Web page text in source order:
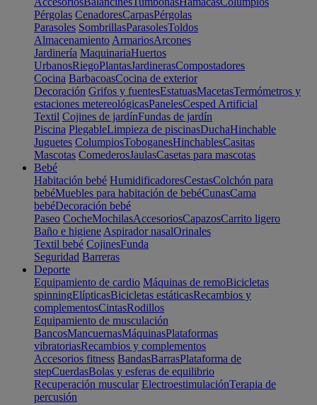
Pérgolas CenadoresCarpasPérgolas
Parasoles SombrillasParasolesToldos
Almacenamiento ArmariosArcones
Jardinería MaquinariaHuertos
UrbanosRiegoPlantasJardinerasCompostadores
Cocina BarbacoasCocina de exterior
Decoración Grifos y fuentesEstatuasMacetasTermómetros y
estaciones metereológicasPanelesCesped Artificial
Textil Cojines de jardínFundas de jardín
Piscina PlegableLimpieza de piscinasDuchaHinchable
Juguetes ColumpiosToboganesHinchablesCasitas
Mascotas ComederosJaulasCasetas para mascotas
Bebé
Habitación bebé HumidificadoresCestasColchón para
bebéMuebles para habitación de bebéCunasCama
bebéDecoración bebé
Paseo CocheMochilasAccesoriosCapazosCarrito ligero
Baño e higiene Aspirador nasalOrinales
Textil bebé CojinesFunda
Seguridad Barreras
Deporte
Equipamiento de cardio Máquinas de remoBicicletas
spinningElípticasBicicletas estáticasRecambios y
complementosCintasRodillos
Equipamiento de musculación
BancosMancuernasMáquinasPlataformas
vibratoriasRecambios y complementos
Accesorios fitness BandasBarrasPlataforma de
stepCuerdasBolas y esferas de equilibrio
Recuperación muscular ElectroestimulaciónTerapia de
percusión